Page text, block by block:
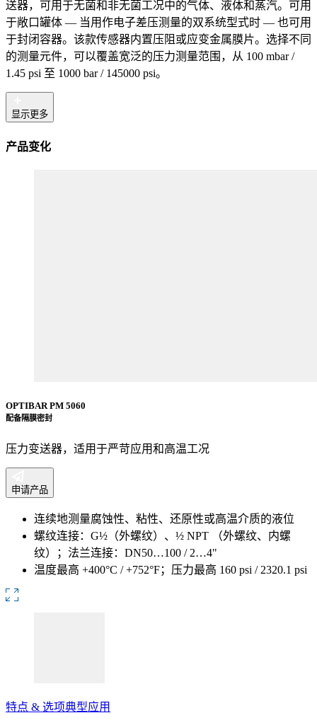
送器，可用于无菌和非无菌工况中的气体、液体和蒸汽。可用
于敞口罐体 — 当用作电子差压测量的双系统型式时 — 也可用
于封闭容器。该款传感器内置压阻或应变金属膜片。选择不同
的测量元件，可以覆盖宽泛的压力测量范围，从 100 mbar /
1.45 psi 至 1000 bar / 145000 psi。
显示更多
产品变化
OPTIBAR PM 5060
配备隔膜密封
压力变送器，适用于严苛应用和高温工况
申请产品
连续地测量腐蚀性、粘性、还原性或高温介质的液位
螺纹连接：G½（外螺纹）、½ NPT （外螺纹、内螺
纹）；法兰连接：DN50…100 / 2…4"
温度最高 +400°C / +752°F；压力最高 160 psi / 2320.1 psi
特点 & 选项典型应用